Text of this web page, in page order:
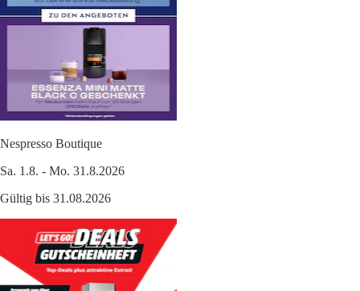
Nespresso Boutique
Sa. 1.8. - Mo. 31.8.2026
Gültig bis 31.08.2026